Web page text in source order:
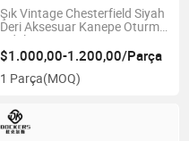
Şık Vintage Chesterfield Siyah
Deri Aksesuar Kanepe Oturma
Odaları için
$1.000,00-1.200,00/Parça
1 Parça(MOQ)